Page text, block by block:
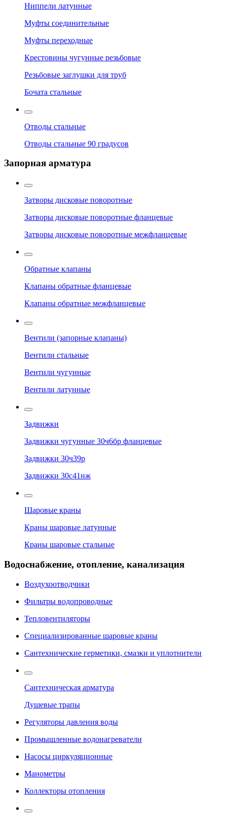
Ниппели латунные
Муфты соединительные
Муфты переходные
Крестовины чугунные резьбовые
Резьбовые заглушки для труб
Бочата стальные
Отводы стальные
Отводы стальные 90 градусов
Запорная арматура
Затворы дисковые поворотные
Затворы дисковые поворотные фланцевые
Затворы дисковые поворотные межфланцевые
Обратные клапаны
Клапаны обратные фланцевые
Клапаны обратные межфланцевые
Вентили (запорные клапаны)
Вентили стальные
Вентили чугунные
Вентили латунные
Задвижки
Задвижки чугунные 30ч6бр фланцевые
Задвижки 30ч39р
Задвижки 30с41нж
Шаровые краны
Краны шаровые латунные
Краны шаровые стальные
Водоснабжение, отопление, канализация
Воздухоотводчики
Фильтры водопроводные
Тепловентиляторы
Специализированные шаровые краны
Сантехнические герметики, смазки и уплотнители
Сантехническая арматура
Душевые трапы
Регуляторы давления воды
Промышленные водонагреватели
Насосы циркуляционные
Манометры
Коллекторы отопления